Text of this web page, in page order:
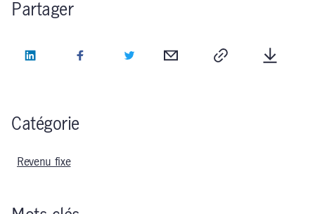
Partager
LinkedIn Facebook Twitter Courriel
Catégorie
Revenu fixe